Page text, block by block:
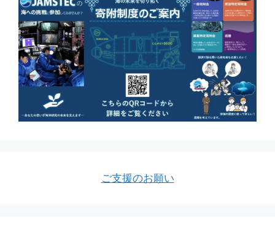
ご支援のお願い